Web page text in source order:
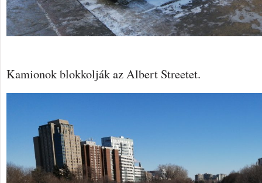
Kamionok blokkolják az Albert Streetet.